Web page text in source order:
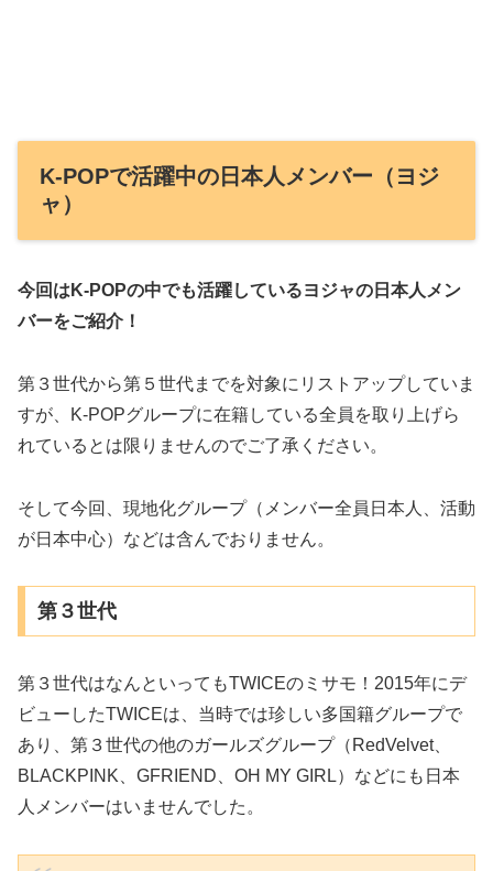
K-POPで活躍中の日本人メンバー（ヨジ
ャ）
今回はK-POPの中でも活躍しているヨジャの日本人メン
バーをご紹介！
第３世代から第５世代までを対象にリストアップしていま
すが、K-POPグループに在籍している全員を取り上げら
れているとは限りませんのでご了承ください。
そして今回、現地化グループ（メンバー全員日本人、活動
が日本中心）などは含んでおりません。
第３世代
第３世代はなんといってもTWICEのミサモ！2015年にデ
ビューしたTWICEは、当時では珍しい多国籍グループで
あり、第３世代の他のガールズグループ（RedVelvet、
BLACKPINK、GFRIEND、OH MY GIRL）などにも日本
人メンバーはいませんでした。